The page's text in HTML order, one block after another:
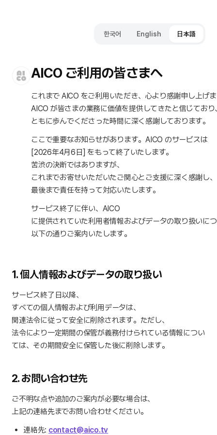
한국어 English 日本語
AICO ご利用の皆さまへ
これまで AICO をご利用いただき、心より感謝申し上げ
AICO が皆さまの業務に価値を提供してきたと信じており
ともに歩んでくださった時間に深く感謝しております。
ここで重要なお知らせがあります。AICO のサービスは
[2026年4月6日] をもって終了いたします。
苦渋の決断ではありますが、
これまでお寄せいただいたご関心とご支援に深く感謝し、
最後まで責任を持って対応いたします。
サービス終了に伴い、AICO
に提供されていた利用者情報およびデータの取り扱いに
以下の通りご案内いたします。
1.個人情報およびデータの取り扱い
サービス終了日以降、
すべての個人情報および利用データは、
関連法令に従って安全に削除されます。ただし、
法令により一定期間の保管が義務付けられている情報につい
ては、その期間安全に保管した後に削除します。
2.お問い合わせ先
ご不明な点や追加のご案内が必要な場合は、
上記の連絡先までお問い合わせください。
連絡先: contact@aico.tv